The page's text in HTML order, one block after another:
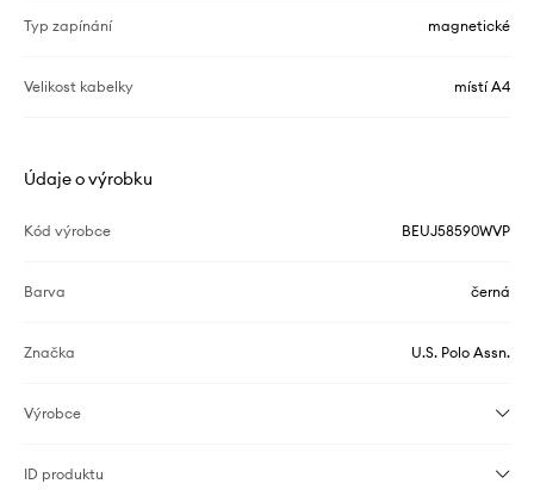
Typ zapínání magnetické
Velikost kabelky místí A4
Údaje o výrobku
Kód výrobce BEUJ58590WVP
Barva černá
Značka U.S. Polo Assn.
Výrobce
ID produktu